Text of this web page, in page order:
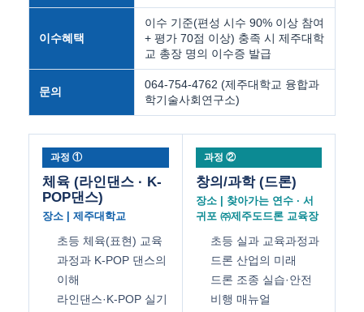
이수혜택
이수 기준(편성 시수 90% 이상 참여
+ 평가 70점 이상) 충족 시 제주대학
교 총장 명의 이수증 발급
문의
064-754-4762 (제주대학교 융합과
학기술사회연구소)
과정 ①
체육 (라인댄스 · K-
POP댄스)
장소 | 제주대학교
초등 체육(표현) 교육
과정과 K-POP 댄스의
이해
라인댄스·K-POP 실기
과정 ②
창의/과학 (드론)
장소 | 찾아가는 연수 · 서
귀포 ㈜제주도드론 교육장
초등 실과 교육과정과
드론 산업의 미래
드론 조종 실습·안전
비행 매뉴얼